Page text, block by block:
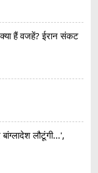
हैं वजहें? ईरान संकट
लौटूंगी...',